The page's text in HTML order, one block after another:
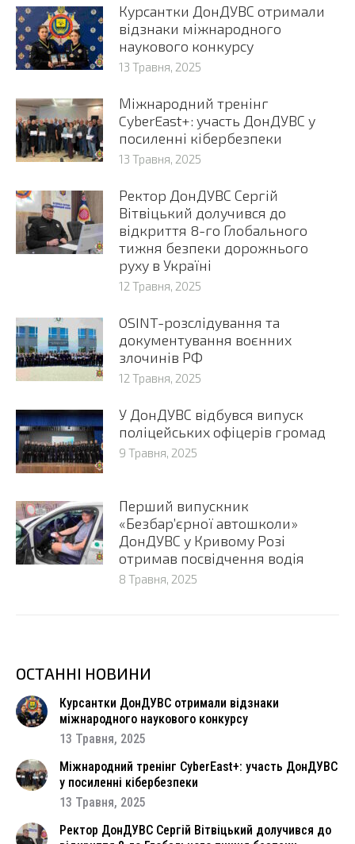
Курсантки ДонДУВС отримали
відзнаки міжнародного
наукового конкурсу
13 Травня, 2025
Міжнародний тренінг
CyberEast+: участь ДонДУВС у
посиленні кібербезпеки
13 Травня, 2025
Ректор ДонДУВС Сергій
Вітвіцький долучився до
відкриття 8-го Глобального
тижня безпеки дорожнього
руху в Україні
12 Травня, 2025
OSINT-розслідування та
документування воєнних
злочинів РФ
12 Травня, 2025
У ДонДУВС відбувся випуск
поліцейських офіцерів громад
9 Травня, 2025
Перший випускник
«Безбар’єрної автошколи»
ДонДУВС у Кривому Розі
отримав посвідчення водія
8 Травня, 2025
ОСТАННІ НОВИНИ
Курсантки ДонДУВС отримали відзнаки
міжнародного наукового конкурсу
13 Травня, 2025
Міжнародний тренінг CyberEast+: участь ДонДУВС
у посиленні кібербезпеки
13 Травня, 2025
Ректор ДонДУВС Сергій Вітвіцький долучився до